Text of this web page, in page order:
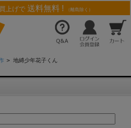
上げで 送料無料 ! （離島除く）
> 地縛少年花子くん